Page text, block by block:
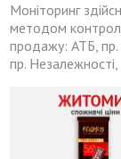
Моніторинг
методом
продажу: АТБ, пр.
пр.